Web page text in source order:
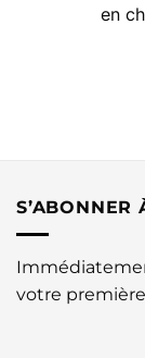
en
S’ABONNER
votre